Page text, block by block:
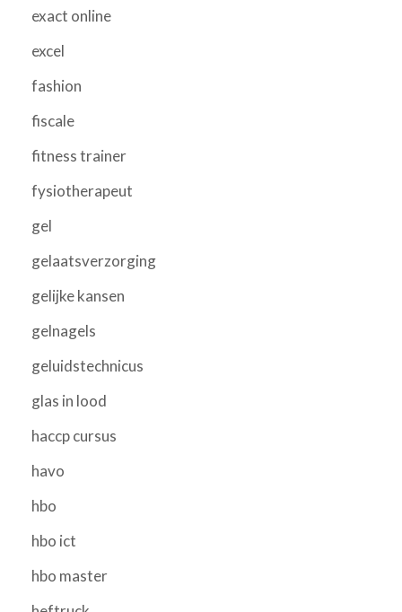
exact online
excel
fashion
fiscale
fitness trainer
fysiotherapeut
gel
gelaatsverzorging
gelijke kansen
gelnagels
geluidstechnicus
glas in lood
haccp cursus
havo
hbo
hbo ict
hbo master